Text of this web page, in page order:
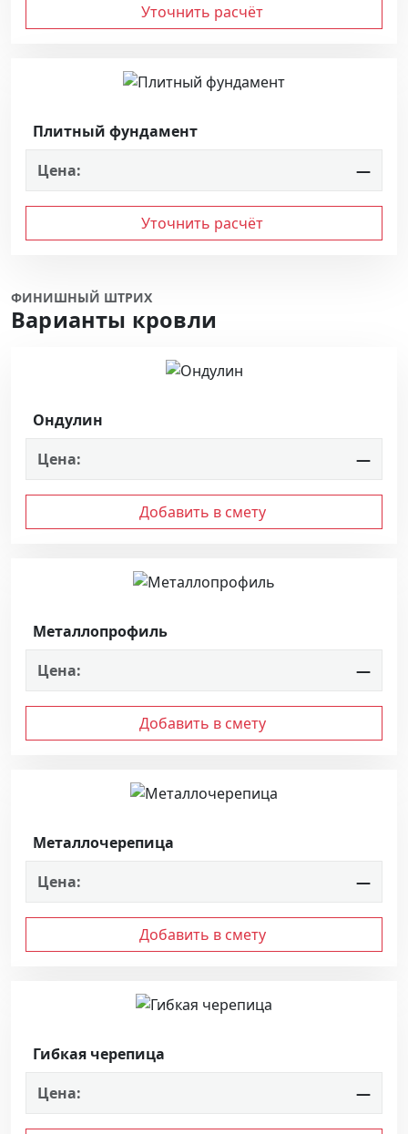
Уточнить расчёт
Плитный фундамент
Цена:
—
Уточнить расчёт
ФИНИШНЫЙ ШТРИХ
Варианты кровли
Ондулин
Цена:
—
Добавить в смету
Металлопрофиль
Цена:
—
Добавить в смету
Металлочерепица
Цена:
—
Добавить в смету
Гибкая черепица
Цена:
—